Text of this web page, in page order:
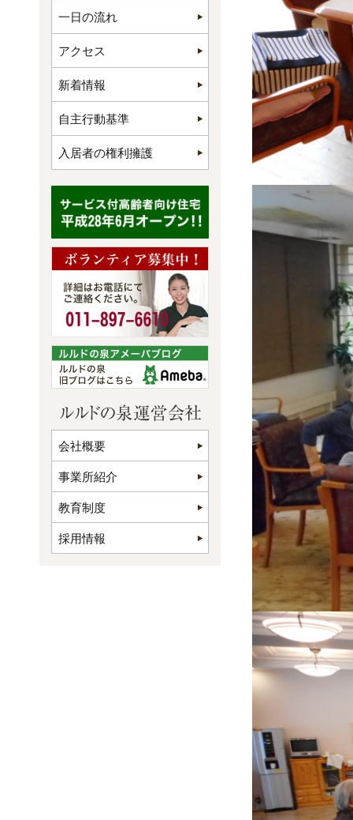
一日の流れ
アクセス
新着情報
自主行動基準
入居者の権利擁護
会社概要
事業所紹介
教育制度
採用情報